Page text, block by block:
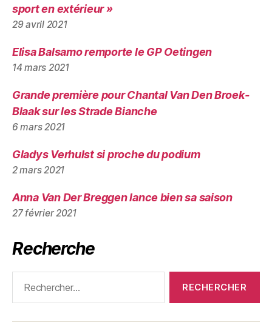
sport en extérieur »
29 avril 2021
Elisa Balsamo remporte le GP Oetingen
14 mars 2021
Grande première pour Chantal Van Den Broek-
Blaak sur les Strade Bianche
6 mars 2021
Gladys Verhulst si proche du podium
2 mars 2021
Anna Van Der Breggen lance bien sa saison
27 février 2021
Recherche